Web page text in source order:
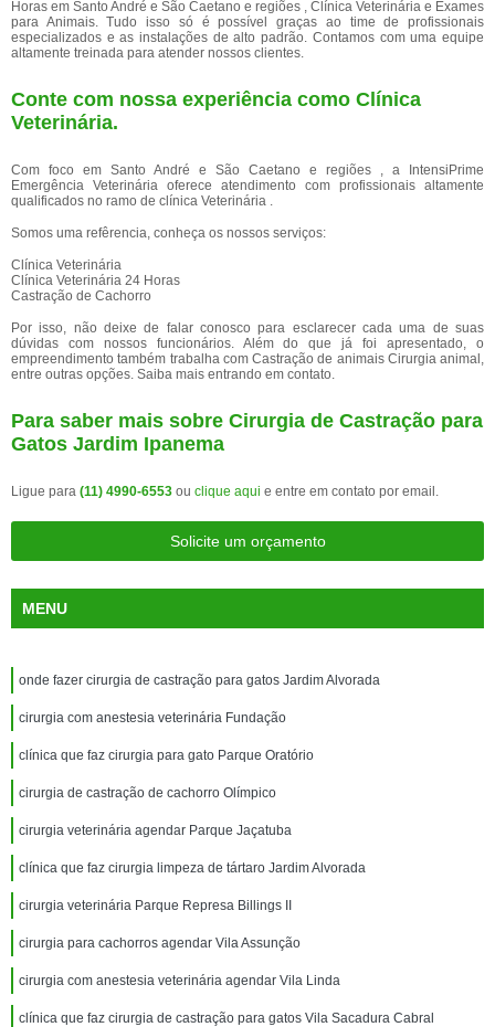
Horas em Santo André e São Caetano e regiões , Clínica Veterinária e Exames
para Animais. Tudo isso só é possível graças ao time de profissionais
especializados e as instalações de alto padrão. Contamos com uma equipe
altamente treinada para atender nossos clientes.
Conte com nossa experiência como Clínica
Veterinária.
Com foco em Santo André e São Caetano e regiões , a IntensiPrime
Emergência Veterinária oferece atendimento com profissionais altamente
qualificados no ramo de clínica Veterinária .
Somos uma refêrencia, conheça os nossos serviços:
Clínica Veterinária
Clínica Veterinária 24 Horas
Castração de Cachorro
Por isso, não deixe de falar conosco para esclarecer cada uma de suas
dúvidas com nossos funcionários. Além do que já foi apresentado, o
empreendimento também trabalha com Castração de animais Cirurgia animal,
entre outras opções. Saiba mais entrando em contato.
Para saber mais sobre Cirurgia de Castração para
Gatos Jardim Ipanema
Ligue para (11) 4990-6553 ou clique aqui e entre em contato por email.
Solicite um orçamento
MENU
onde fazer cirurgia de castração para gatos Jardim Alvorada
cirurgia com anestesia veterinária Fundação
clínica que faz cirurgia para gato Parque Oratório
cirurgia de castração de cachorro Olímpico
cirurgia veterinária agendar Parque Jaçatuba
clínica que faz cirurgia limpeza de tártaro Jardim Alvorada
cirurgia veterinária Parque Represa Billings II
cirurgia para cachorros agendar Vila Assunção
cirurgia com anestesia veterinária agendar Vila Linda
clínica que faz cirurgia de castração para gatos Vila Sacadura Cabral